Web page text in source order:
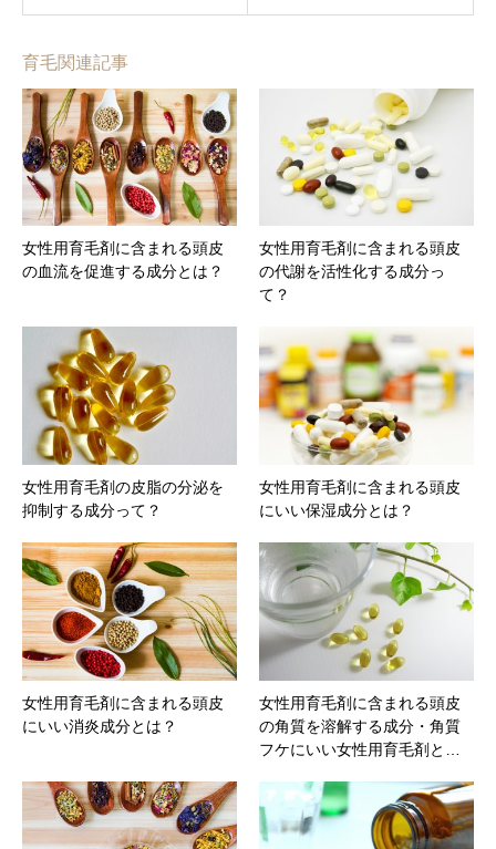
育毛関連記事
女性用育毛剤に含まれる頭皮
の血流を促進する成分とは？
女性用育毛剤に含まれる頭皮
の代謝を活性化する成分っ
て？
女性用育毛剤の皮脂の分泌を
抑制する成分って？
女性用育毛剤に含まれる頭皮
にいい保湿成分とは？
女性用育毛剤に含まれる頭皮
にいい消炎成分とは？
女性用育毛剤に含まれる頭皮
の角質を溶解する成分・角質
フケにいい女性用育毛剤と…